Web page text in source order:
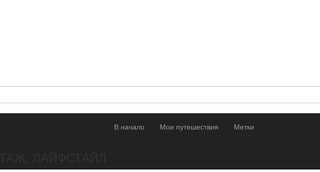
В начало Мои путешествия Метки